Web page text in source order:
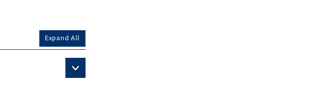
Expand All